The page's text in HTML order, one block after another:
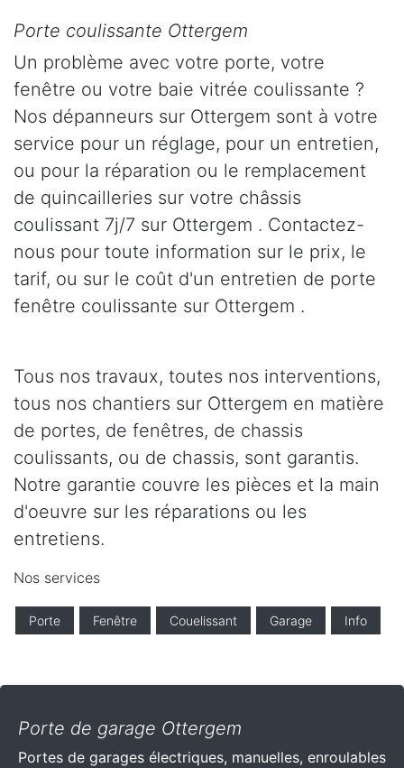
Porte coulissante Ottergem
Un problème avec votre porte, votre
fenêtre ou votre baie vitrée coulissante ?
Nos dépanneurs sur Ottergem sont à votre
service pour un réglage, pour un entretien,
ou pour la réparation ou le remplacement
de quincailleries sur votre châssis
coulissant 7j/7 sur Ottergem . Contactez-
nous pour toute information sur le prix, le
tarif, ou sur le coût d'un entretien de porte
fenêtre coulissante sur Ottergem .
Tous nos travaux, toutes nos interventions,
tous nos chantiers sur Ottergem en matière
de portes, de fenêtres, de chassis
coulissants, ou de chassis, sont garantis.
Notre garantie couvre les pièces et la main
d'oeuvre sur les réparations ou les
entretiens.
Nos services
Porte Fenêtre Couelissant Garage Info
Porte de garage Ottergem
Portes de garages électriques, manuelles, enroulables